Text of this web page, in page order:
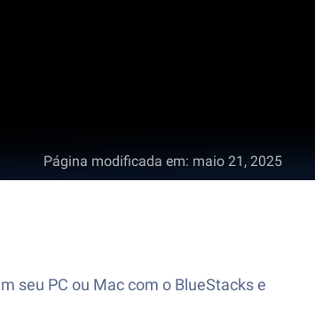
Página modificada em: maio 21, 2025
seu PC ou Mac com o BlueStacks e